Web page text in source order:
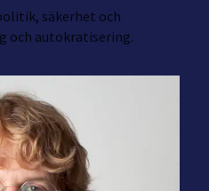
säkerhet och
och autokratisering.